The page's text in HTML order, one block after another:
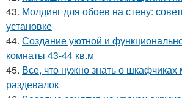
43. Молдинг для обоев на стену:
установке
44. Создание уютной и
комнаты 43-44 кв.м
45. Все, что нужно знать о шкафчиках
раздевалок